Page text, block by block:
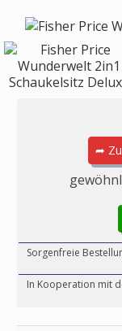
➦
Sorgenfreie
In Kooperation mit